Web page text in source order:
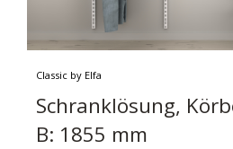
Classic by Elfa
Schranklösung,
B: 1855 mm